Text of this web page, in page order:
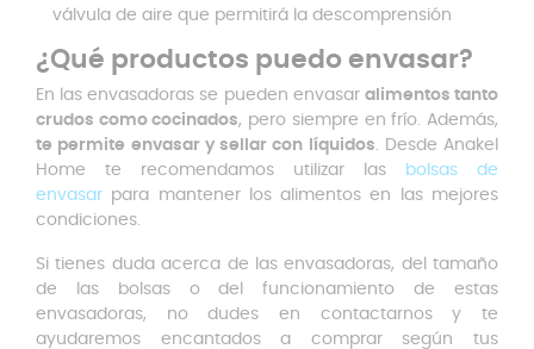
válvula de aire que permitirá la descomprensión
¿Qué productos puedo envasar?
En las envasadoras se pueden envasar alimentos tanto
crudos como cocinados, pero siempre en frío. Además,
te permite envasar y sellar con líquidos. Desde Anakel
Home te recomendamos utilizar las
bolsas de
envasar para mantener los alimentos en las mejores
condiciones.
Si tienes duda acerca de las envasadoras, del tamaño
de las bolsas o del funcionamiento de estas
envasadoras, no dudes en contactarnos y te
ayudaremos encantados a comprar según tus